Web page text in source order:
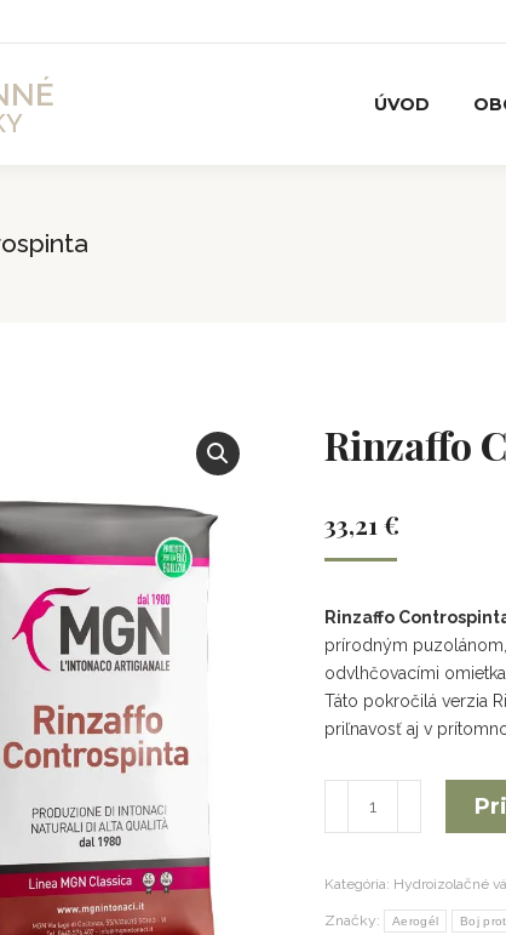
ÚVOD
Rinzaffo
33,21 €
Rinzaffo
prírodným
odvlhčovacími
Táto pokročilá verzia
priľnavosť aj v
Kategória: Hydroizolačné
Značky: Aerogél Boj